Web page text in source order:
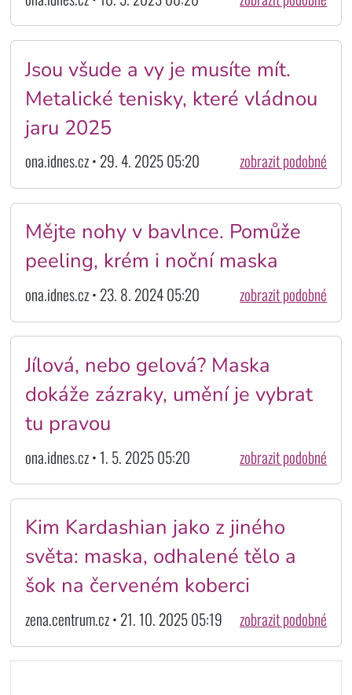
Jsou všude a vy je musíte mít.
Metalické tenisky, které vládnou
jaru 2025
ona.idnes.cz • 29. 4. 2025 05:20 zobrazit podobné
Mějte nohy v bavlnce. Pomůže
peeling, krém i noční maska
ona.idnes.cz • 23. 8. 2024 05:20 zobrazit podobné
Jílová, nebo gelová? Maska
dokáže zázraky, umění je vybrat
tu pravou
ona.idnes.cz • 1. 5. 2025 05:20 zobrazit podobné
Kim Kardashian jako z jiného
světa: maska, odhalené tělo a
šok na červeném koberci
zena.centrum.cz • 21. 10. 2025 05:19 zobrazit podobné